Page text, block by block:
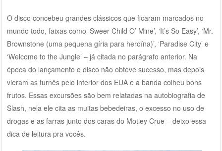
O disco concebeu grandes clássicos que ficaram marcados no
mundo todo, faixas como ‘Sweer Child O’ Mine’, ‘It’s So Easy’, ‘Mr.
Brownstone (uma pequena gíria para heroína)’, ‘Paradise City’ e
‘Welcome to the Jungle’ – já citada no parágrafo anterior. Na
época do lançamento o disco não obteve sucesso, mas depois
vieram as turnês pelo interior dos EUA e a banda colheu bons
frutos. Essas excursões são bem relatadas na autobiografia de
Slash, nela ele cita as muitas bebedeiras, o excesso no uso de
drogas e as farras junto dos caras do Motley Crue – deixo essa
dica de leitura pra vocês.